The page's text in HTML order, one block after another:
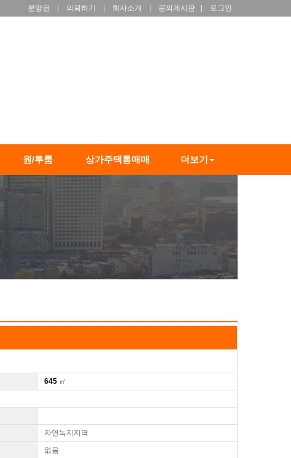
분양권 의뢰하기 회사소개 문의게시판 로그인
원/투룸 상가주택통매매 더보기
645 ㎡
자연녹지지역
없음